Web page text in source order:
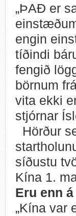
„ÞAÐ er
engin
tíðindi
fengið
börnum
vita ekki
stjórnar
Hörður
síðustu
Kína 1.
Eru enn
„Kína var